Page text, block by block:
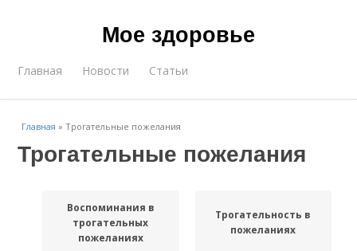
Мое здоровье
Главная Новости Статьи
Главная »Трогательные пожелания
Трогательные пожелания
Воспоминания в
трогательных
пожеланиях
Трогательность в
пожеланиях